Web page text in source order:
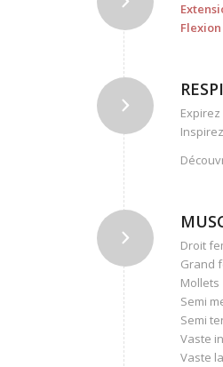
Flexion
Expirez
Droit
Grand
Mollets
Semi
Semi
Vaste
Vaste